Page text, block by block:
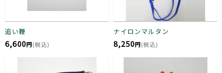
追い鞭
6,600円(税込)
ナイロンマルタン
8,250円(税込)